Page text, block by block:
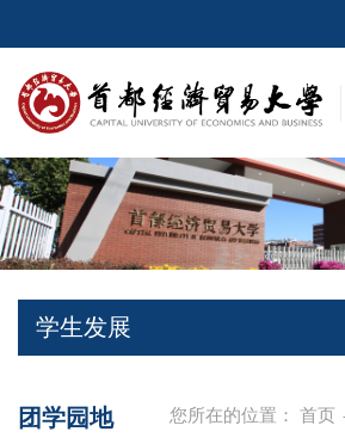
学生发展
您所在的位置： 首页
团学园地